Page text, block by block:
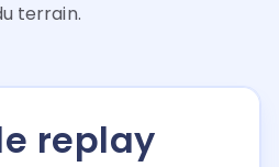
terrain.
replay